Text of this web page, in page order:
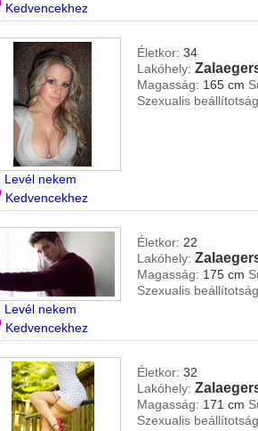
Kedvencekhez
Levél nekem
Kedvencekhez
Életkor: 34
Lakóhely:
Magasság: 165 cm
Szexualis
Levél nekem
Kedvencekhez
Életkor: 22
Lakóhely:
Magasság: 175 cm
Szexualis
Életkor: 32
Lakóhely:
Magasság: 171 cm
Szexualis